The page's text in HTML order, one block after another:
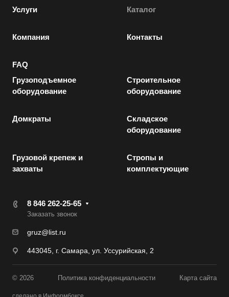
Услуги Каталог
Компания Контакты
FAQ
Грузоподъемное
оборудование
Строительное
оборудование
Домкраты
Складское
оборудование
Грузовой крепеж и
захваты
Стропы и
комплектующие
8 846 262-25-65
Заказать звонок
gruz@list.ru
443045, г. Самара, ул. Уссурийская, 2
© 2026 Политика конфиденциальности Карта сайта